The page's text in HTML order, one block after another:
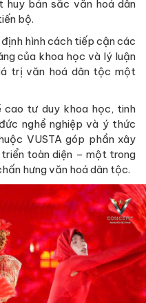
huy bản sắc văn hoá dân
bộ.
hình cách tiếp cận các
của khoa học và lý luận
trị văn hoá dân tộc một
cao tư duy khoa học, tinh
nghề nghiệp và ý thức
VUSTA góp phần xây
toàn diện – một trong
hưng văn hoá dân tộc.